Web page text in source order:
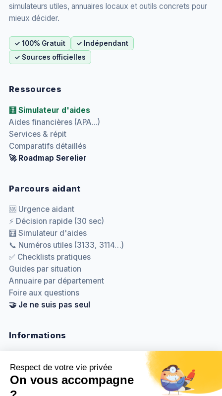
simulateurs utiles, annuaires locaux et outils concrets pour
mieux décider.
✓ 100% Gratuit
✓ Indépendant
✓ Sources officielles
Ressources
🧮 Simulateur d'aides
Aides financières (APA...)
Services & répit
Comparatifs détaillés
🚀 Roadmap Serelier
Parcours aidant
🆘 Urgence aidant
⚡ Décision rapide (30 sec)
🧮 Simulateur d'aides
📞 Numéros utiles (3133, 3114…)
✅ Checklists pratiques
Guides par situation
Annuaire par département
Foire aux questions
🤝 Je ne suis pas seul
Informations
Méthodologie & sources
Politique de confidentialité
Mentions légales